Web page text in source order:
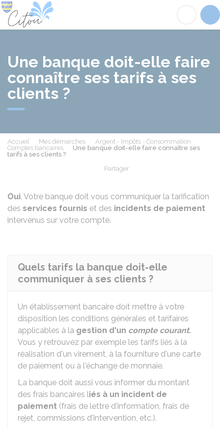
Une banque doit-elle faire
connaître ses tarifs à ses
clients ?
Accueil Mes démarches
Argent - Impôts - Consommation
Comptes bancaires
Une banque doit-elle faire connaître ses
tarifs à ses clients ?
Partager
Oui. Votre banque doit vous communiquer la tarification
des services fournis et des incidents de paiement
intervenus sur votre compte.
Quels tarifs la banque doit-elle
communiquer à ses clients ?
Un établissement bancaire doit mettre à votre
disposition les conditions générales et tarifaires
applicables à la gestion d'un compte courant.
Vous y retrouvez par exemple les tarifs liés à la
réalisation d'un virement, à la fourniture d'une carte
de paiement ou à l'échange de monnaie.
La banque doit aussi vous informer du montant
des frais bancaires liés à un incident de
paiement (frais de lettre d'information, frais de
rejet, commissions d'intervention, etc.).